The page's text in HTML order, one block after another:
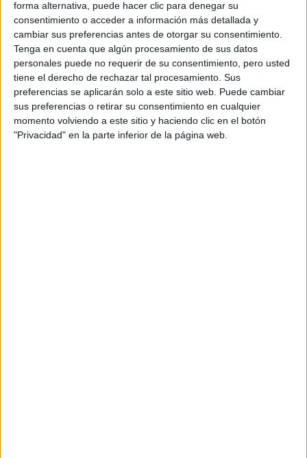
forma alternativa, puede hacer clic para denegar su
consentimiento o acceder a información más detallada y
cambiar sus preferencias antes de otorgar su consentimiento.
Tenga en cuenta que algún procesamiento de sus datos
personales puede no requerir de su consentimiento, pero usted
tiene el derecho de rechazar tal procesamiento. Sus
preferencias se aplicarán solo a este sitio web. Puede cambiar
sus preferencias o retirar su consentimiento en cualquier
momento volviendo a este sitio y haciendo clic en el botón
"Privacidad" en la parte inferior de la página web.
online. Mira en este enlace:http://yaq.es/reportajes/fechas-
preinscripcion-universidad-y-formularios-online
Y ante cualquier duda llama a la universidad donde quieres
estudiar, pero en teoría yo lo hice todo por internet y creo que
siempre es asi para evitar el problema del desplazamiento
para los que somos de otras provincias.
sin límites, sin barreras insalvables
Inicio Inicia sesiónoregístratepara enviar comentarios